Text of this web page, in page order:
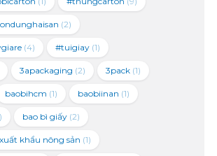
(2)
(4) #tuigiay(1)
3apackaging (2) 3pack(1)
baobihcm (1) baobiinan (1)
bao bì giấy(2)
khẩu nông sản (1)